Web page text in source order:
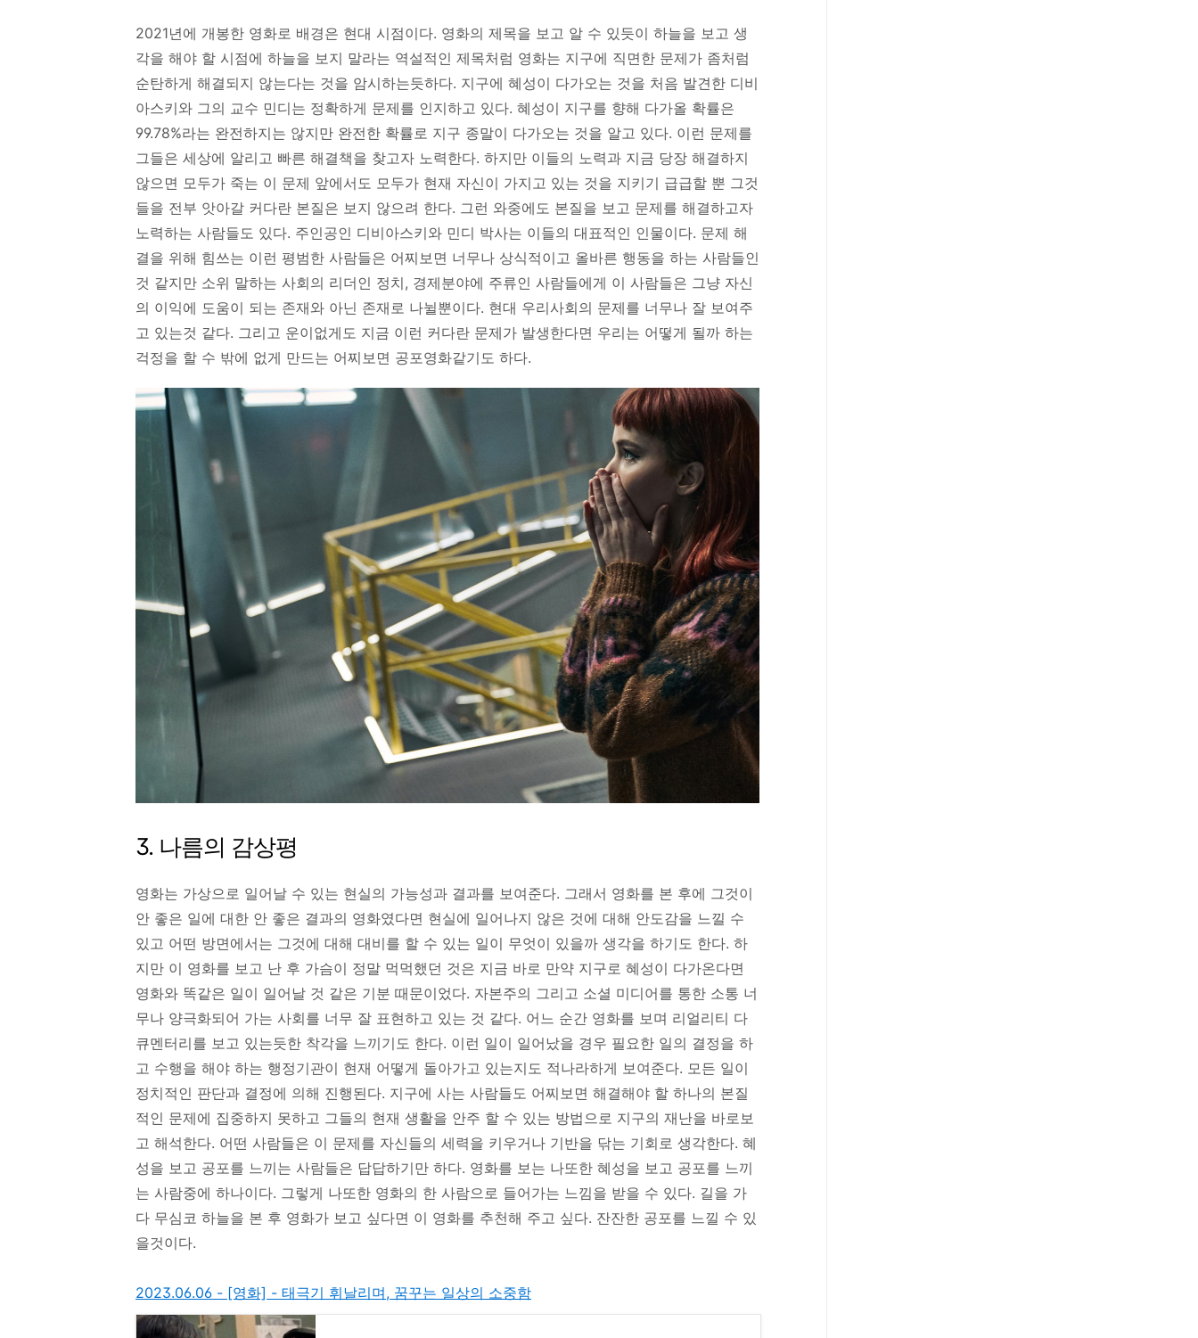
2021년에 개봉한 영화로 배경은 현대 시점이다. 영화의 제목을 보고 알 수 있듯이 하늘을 보고 생
각을 해야 할 시점에 하늘을 보지 말라는 역설적인 제목처럼 영화는 지구에 직면한 문제가 좀처럼
순탄하게 해결되지 않는다는 것을 암시하는듯하다. 지구에 혜성이 다가오는 것을 처음 발견한 디비
아스키와 그의 교수 민디는 정확하게 문제를 인지하고 있다. 혜성이 지구를 향해 다가올 확률은
99.78%라는 완전하지는 않지만 완전한 확률로 지구 종말이 다가오는 것을 알고 있다. 이런 문제를
그들은 세상에 알리고 빠른 해결책을 찾고자 노력한다. 하지만 이들의 노력과 지금 당장 해결하지
않으면 모두가 죽는 이 문제 앞에서도 모두가 현재 자신이 가지고 있는 것을 지키기 급급할 뿐 그것
들을 전부 앗아갈 커다란 본질은 보지 않으려 한다. 그런 와중에도 본질을 보고 문제를 해결하고자
노력하는 사람들도 있다. 주인공인 디비아스키와 민디 박사는 이들의 대표적인 인물이다. 문제 해
결을 위해 힘쓰는 이런 평범한 사람들은 어찌보면 너무나 상식적이고 올바른 행동을 하는 사람들인
것 같지만 소위 말하는 사회의 리더인 정치, 경제분야에 주류인 사람들에게 이 사람들은 그냥 자신
의 이익에 도움이 되는 존재와 아닌 존재로 나뉠뿐이다. 현대 우리사회의 문제를 너무나 잘 보여주
고 있는것 같다. 그리고 운이없게도 지금 이런 커다란 문제가 발생한다면 우리는 어떻게 될까 하는
걱정을 할 수 밖에 없게 만드는 어찌보면 공포영화같기도 하다.
3. 나름의 감상평
영화는 가상으로 일어날 수 있는 현실의 가능성과 결과를 보여준다. 그래서 영화를 본 후에 그것이
안 좋은 일에 대한 안 좋은 결과의 영화였다면 현실에 일어나지 않은 것에 대해 안도감을 느낄 수
있고 어떤 방면에서는 그것에 대해 대비를 할 수 있는 일이 무엇이 있을까 생각을 하기도 한다. 하
지만 이 영화를 보고 난 후 가슴이 정말 먹먹했던 것은 지금 바로 만약 지구로 혜성이 다가온다면
영화와 똑같은 일이 일어날 것 같은 기분 때문이었다. 자본주의 그리고 소셜 미디어를 통한 소통 너
무나 양극화되어 가는 사회를 너무 잘 표현하고 있는 것 같다. 어느 순간 영화를 보며 리얼리티 다
큐멘터리를 보고 있는듯한 착각을 느끼기도 한다. 이런 일이 일어났을 경우 필요한 일의 결정을 하
고 수행을 해야 하는 행정기관이 현재 어떻게 돌아가고 있는지도 적나라하게 보여준다. 모든 일이
정치적인 판단과 결정에 의해 진행된다. 지구에 사는 사람들도 어찌보면 해결해야 할 하나의 본질
적인 문제에 집중하지 못하고 그들의 현재 생활을 안주 할 수 있는 방법으로 지구의 재난을 바로보
고 해석한다. 어떤 사람들은 이 문제를 자신들의 세력을 키우거나 기반을 닦는 기회로 생각한다. 혜
성을 보고 공포를 느끼는 사람들은 답답하기만 하다. 영화를 보는 나또한 혜성을 보고 공포를 느끼
는 사람중에 하나이다. 그렇게 나또한 영화의 한 사람으로 들어가는 느낌을 받을 수 있다. 길을 가
다 무심코 하늘을 본 후 영화가 보고 싶다면 이 영화를 추천해 주고 싶다. 잔잔한 공포를 느낄 수 있
을것이다.
2023.06.06 - [영화] - 태극기 휘날리며, 꿈꾸는 일상의 소중함